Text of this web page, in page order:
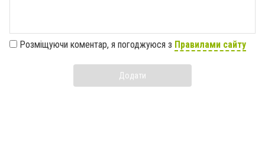
Розміщуючи коментар, я погоджуюся з Правилами сайту
Додати